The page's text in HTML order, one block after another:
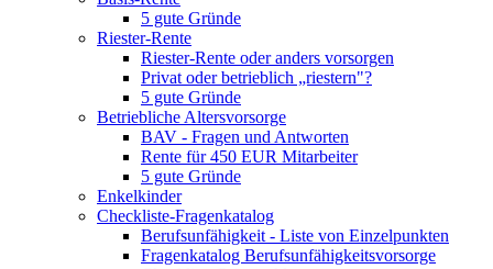
5 gute Gründe
Riester-Rente
Riester-Rente oder anders vorsorgen
Privat oder betrieblich „riestern"?
5 gute Gründe
Betriebliche Altersvorsorge
BAV - Fragen und Antworten
Rente für 450 EUR Mitarbeiter
5 gute Gründe
Enkelkinder
Checkliste-Fragenkatalog
Berufsunfähigkeit - Liste von Einzelpunkten
Fragenkatalog Berufsunfähigkeitsvorsorge